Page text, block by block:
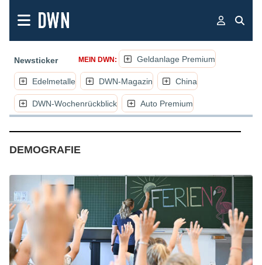
Newsticker MEIN DWN: Geldanlage Premium
Edelmetalle DWN-Magazin China
DWN-Wochenrückblick Auto Premium
DEMOGRAFIE(NACHRICHTEN, ARTIKEL,